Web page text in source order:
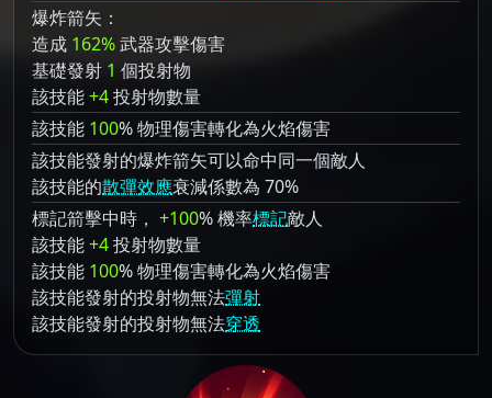
爆炸箭矢：
造成 162%武器攻擊傷害
基礎發射 1 個投射物
該技能+4投射物數量
該技能 100% 物理傷害轉化為火焰傷害
該技能發射的爆炸箭矢可以命中同一個敵人
該技能的散彈效應衰減係數為 70%
標記箭擊中時， +100% 機率標記敵人
該技能+4投射物數量
該技能 100% 物理傷害轉化為火焰傷害
該技能發射的投射物無法彈射
該技能發射的投射物無法穿透